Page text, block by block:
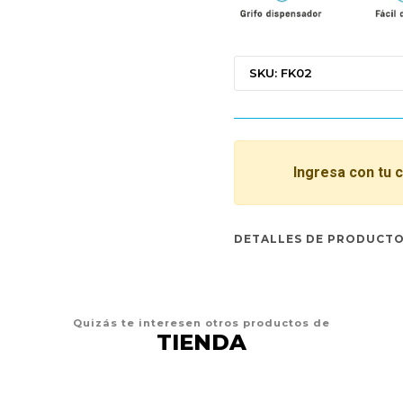
SKU: FK02
Ingresa con tu
DETALLES DE
Quizás te interesen otros productos de
TIENDA